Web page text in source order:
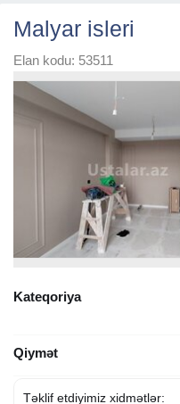
Malyar isleri
Elan kodu: 53511
Kateqoriya
Qiymət
Təklif etdiyimiz xidmətlər: